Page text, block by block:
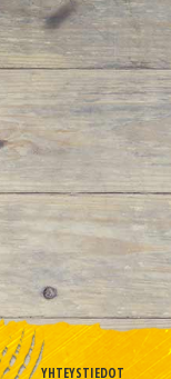
YHTEYSTIEDOT